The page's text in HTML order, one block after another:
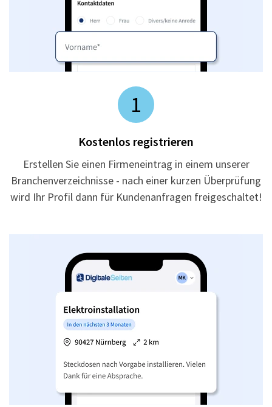
1
Kostenlos registrieren
Erstellen Sie einen Firmeneintrag in einem unserer
Branchenverzeichnisse - nach einer kurzen Überprüfung
wird Ihr Profil dann für Kundenanfragen freigeschaltet!